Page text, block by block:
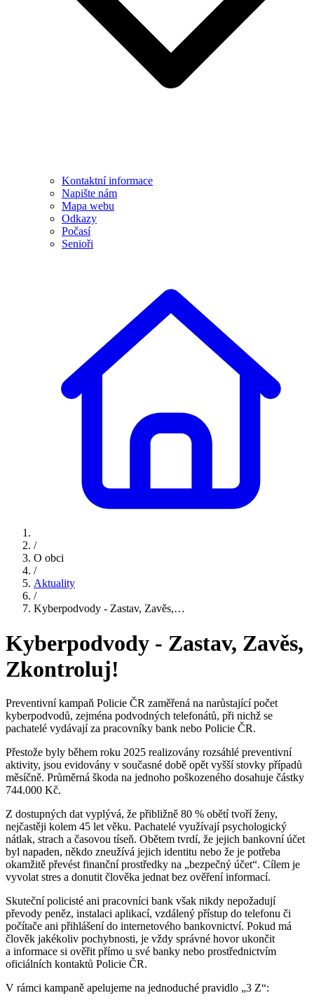
Kontaktní informace
Napište nám
Mapa webu
Odkazy
Počasí
Senioři
/
O obci
/
Aktuality
/
Kyberpodvody - Zastav, Zavěs,…
Kyberpodvody - Zastav, Zavěs,
Zkontroluj!
Preventivní kampaň Policie ČR zaměřená na narůstající počet
kyberpodvodů, zejména podvodných telefonátů, při nichž se
pachatelé vydávají za pracovníky bank nebo Policie ČR.
Přestože byly během roku 2025 realizovány rozsáhlé preventivní
aktivity, jsou evidovány v současné době opět vyšší stovky případů
měsíčně. Průměrná škoda na jednoho poškozeného dosahuje částky
744.000 Kč.
Z dostupných dat vyplývá, že přibližně 80 % obětí tvoří ženy,
nejčastěji kolem 45 let věku. Pachatelé využívají psychologický
nátlak, strach a časovou tíseň. Obětem tvrdí, že jejich bankovní účet
byl napaden, někdo zneužívá jejich identitu nebo že je potřeba
okamžitě převést finanční prostředky na „bezpečný účet“. Cílem je
vyvolat stres a donutit člověka jednat bez ověření informací.
Skuteční policisté ani pracovníci bank však nikdy nepožadují
převody peněz, instalaci aplikací, vzdálený přístup do telefonu či
počítače ani přihlášení do internetového bankovnictví. Pokud má
člověk jakékoliv pochybnosti, je vždy správné hovor ukončit
a informace si ověřit přímo u své banky nebo prostřednictvím
oficiálních kontaktů Policie ČR.
V rámci kampaně apelujeme na jednoduché pravidlo „3 Z“: